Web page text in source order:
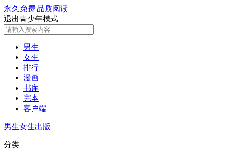
永久 免费品质阅读
退出青少年模式
男生
女生
排行
漫画
书库
完本
客户端
男生女生出版
分类